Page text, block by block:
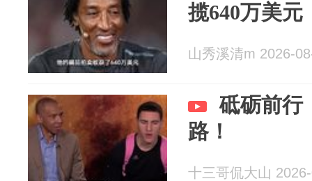
揽640万美元
山秀溪清m 2026-
砥砺前行
路！
十三哥侃大山